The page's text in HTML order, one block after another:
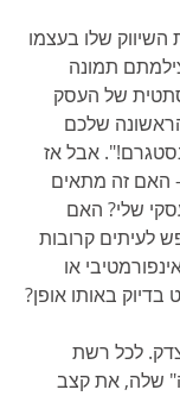
שלו בעצמו
תמונה
של העסק
שלכם
אבל אז
האם זה מתאים
שלי? האם
לעיתים קרובות
או
בדיוק באותו אופן?
לכל רשת
שלה, את קצב